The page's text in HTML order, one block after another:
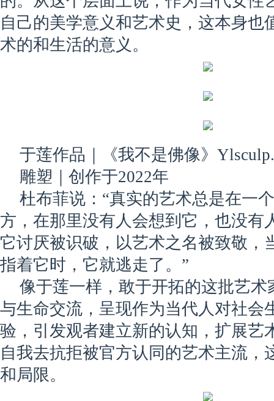
自己的美学意义和艺术史，这本身也
术的和生活的意义。
于莲作品｜《我不是佛像》
雕塑｜创作于2022年
杜布菲说：“真实的艺术总是在一
方，在那里没有人会想到它，也没有
它讨厌被识破，以艺术之名被致敬，
指着它时，它就逃走了。”
像于莲一样，敢于开拓的这批艺
与生命交流，呈现作为当代人对社会
验，引发观者建立新的认知，扩展艺
自我去抗拒被官方认同的艺术主流，
和局限。